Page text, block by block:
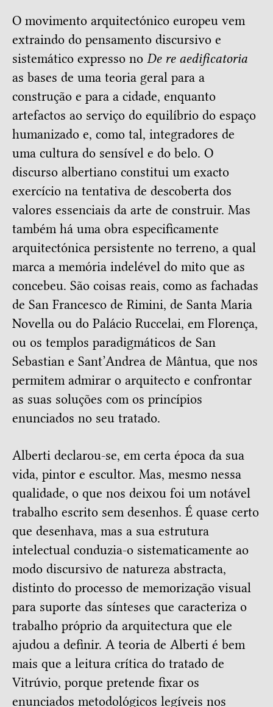
O movimento arquitectónico europeu vem
extraindo do pensamento discursivo e
sistemático expresso no De re aedificatoria
as bases de uma teoria geral para a
construção e para a cidade, enquanto
artefactos ao serviço do equilíbrio do espaço
humanizado e, como tal, integradores de
uma cultura do sensível e do belo. O
discurso albertiano constitui um exacto
exercício na tentativa de descoberta dos
valores essenciais da arte de construir. Mas
também há uma obra especificamente
arquitectónica persistente no terreno, a qual
marca a memória indelével do mito que as
concebeu. São coisas reais, como as fachadas
de San Francesco de Rimini, de Santa Maria
Novella ou do Palácio Ruccelai, em Florença,
ou os templos paradigmáticos de San
Sebastian e Sant’Andrea de Mântua, que nos
permitem admirar o arquitecto e confrontar
as suas soluções com os princípios
enunciados no seu tratado.
Alberti declarou-se, em certa época da sua
vida, pintor e escultor. Mas, mesmo nessa
qualidade, o que nos deixou foi um notável
trabalho escrito sem desenhos. É quase certo
que desenhava, mas a sua estrutura
intelectual conduzia-o sistematicamente ao
modo discursivo de natureza abstracta,
distinto do processo de memorização visual
para suporte das sínteses que caracteriza o
trabalho próprio da arquitectura que ele
ajudou a definir. A teoria de Alberti é bem
mais que a leitura crítica do tratado de
Vitrúvio, porque pretende fixar os
enunciados metodológicos legíveis nos